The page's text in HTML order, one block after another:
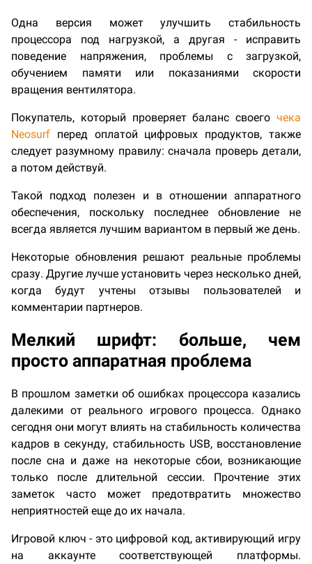
Одна версия может улучшить стабильность
процессора под нагрузкой, а другая - исправить
поведение напряжения, проблемы с загрузкой,
обучением памяти или показаниями скорости
вращения вентилятора.
Покупатель, который проверяет баланс своего чека
Neosurf перед оплатой цифровых продуктов, также
следует разумному правилу: сначала проверь детали,
а потом действуй.
Такой подход полезен и в отношении аппаратного
обеспечения, поскольку последнее обновление не
всегда является лучшим вариантом в первый же день.
Некоторые обновления решают реальные проблемы
сразу. Другие лучше установить через несколько дней,
когда будут учтены отзывы пользователей и
комментарии партнеров.
Мелкий шрифт: больше, чем
просто аппаратная проблема
В прошлом заметки об ошибках процессора казались
далекими от реального игрового процесса. Однако
сегодня они могут влиять на стабильность количества
кадров в секунду, стабильность USB, восстановление
после сна и даже на некоторые сбои, возникающие
только после длительной сессии. Прочтение этих
заметок часто может предотвратить множество
неприятностей еще до их начала.
Игровой ключ - это цифровой код, активирующий игру
на аккаунте соответствующей платформы.